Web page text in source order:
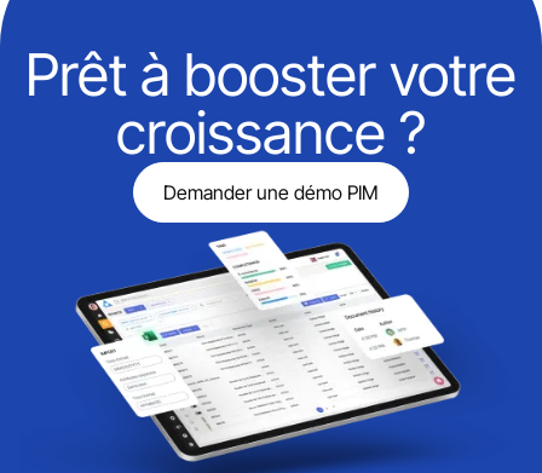
Prêt à booster votre
croissance ?
Demander une démo PIM